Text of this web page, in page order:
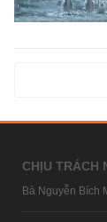
CHỊU TRÁCH
Bà Nguyễn Bích